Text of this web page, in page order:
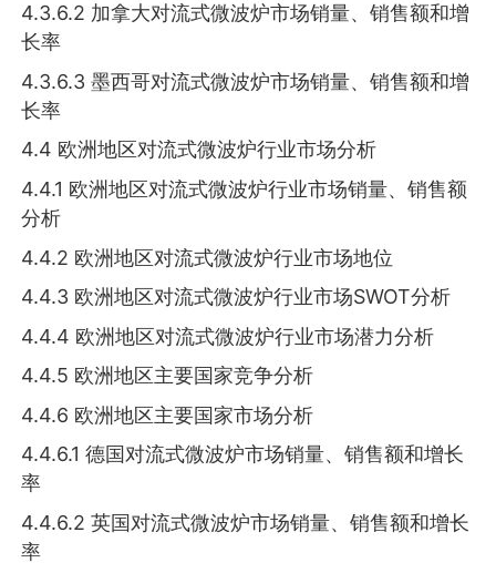
4.3.6.2 加拿大对流式微波炉市场销量、销售额和增
长率
4.3.6.3 墨西哥对流式微波炉市场销量、销售额和增
长率
4.4 欧洲地区对流式微波炉行业市场分析
4.4.1 欧洲地区对流式微波炉行业市场销量、销售额
分析
4.4.2 欧洲地区对流式微波炉行业市场地位
4.4.3 欧洲地区对流式微波炉行业市场SWOT分析
4.4.4 欧洲地区对流式微波炉行业市场潜力分析
4.4.5 欧洲地区主要国家竞争分析
4.4.6 欧洲地区主要国家市场分析
4.4.6.1 德国对流式微波炉市场销量、销售额和增长
率
4.4.6.2 英国对流式微波炉市场销量、销售额和增长
率